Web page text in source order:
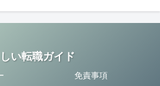
い転職ガイド
免責事項